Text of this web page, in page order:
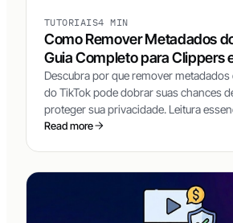
TUTORIAIS4 MIN
Como Remover Metadados
Guia Completo para Clippers
Descubra por que remover
do TikTok pode dobrar suas chances
proteger sua privacidade. Leitura
clippers, vendedores TikTok Shop e
Read more